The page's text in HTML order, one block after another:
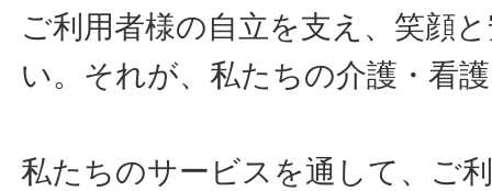
ご利用者様の自立を支え、笑顔
い。それが、私たちの介護・看
私たちのサービスを通して、ご